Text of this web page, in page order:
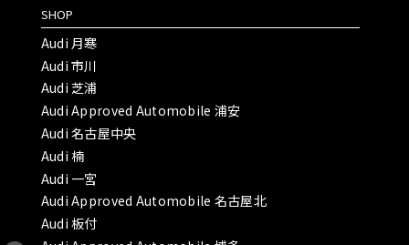
SHOP
Audi 月寒
Audi 市川
Audi 芝浦
Audi Approved Automobile 浦安
Audi 名古屋中央
Audi 楠
Audi 一宮
Audi Approved Automobile 名古屋北
Audi 板付